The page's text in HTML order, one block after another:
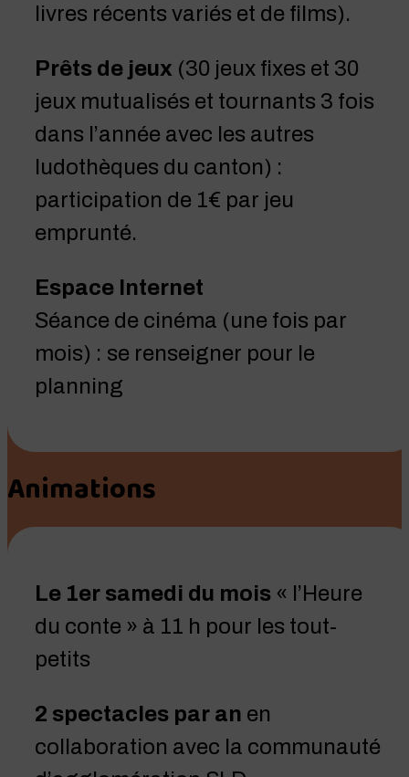
livres récents variés et de films).
Prêts de jeux (30 jeux fixes et 30
jeux mutualisés et tournants 3 fois
dans l’année avec les autres
ludothèques du canton) :
participation de 1€ par jeu
emprunté.
Espace Internet
Séance de cinéma (une fois par
mois) : se renseigner pour le
planning
Animations
Le 1er samedi du mois « l’Heure
du conte » à 11 h pour les tout-
petits
2 spectacles par an en
collaboration avec la communauté